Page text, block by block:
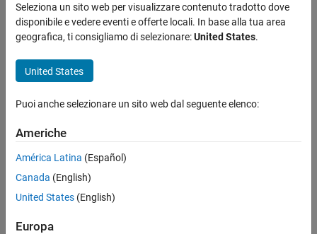
How useful was this information?
Seleziona un sito web per visualizzare contenuto tradotto dove
disponibile e vedere eventi e offerte locali. In base alla tua area
geografica, ti consigliamo di selezionare:United States.
United States
Puoi anche selezionare un sito web dal seguente elenco:
Americhe
América Latina (Español)
Canada (English)
United States (English)
Europa